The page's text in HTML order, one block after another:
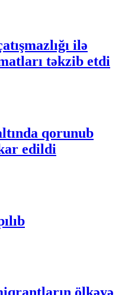
ilə
təkzib etdi
qorunub
edildi